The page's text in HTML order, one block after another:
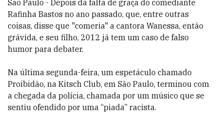
São Paulo - Depois da falta de graça do comediante
Rafinha Bastos no ano passado, que, entre outras
coisas, disse que "comeria" a cantora Wanessa, então
grávida, e seu filho, 2012 já tem um caso de falso
humor para debater.
Na última segunda-feira, um espetáculo chamado
Proibidão, na Kitsch Club, em São Paulo, terminou com
a chegada da polícia, chamada por um músico que se
sentiu ofendido por uma “piada” racista.